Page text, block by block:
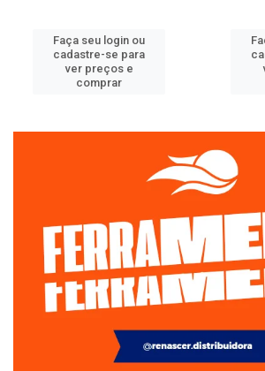
Faça seu login ou
cadastre-se para
ver preços e
comprar